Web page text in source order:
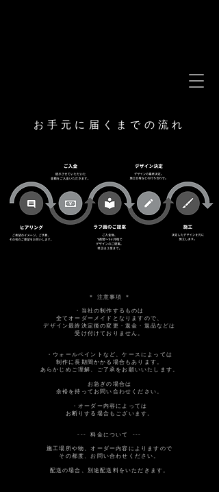
お手元に届くまでの流れ
＊ 注意事項 ＊
​​・当社の制作するものは
全てオーダーメイドとなりますので、
デザイン最終決定後の変更・返金・返品などは
受け付けておりません。
・ウォールペイントなど、ケースによっては
制作に長期間かかる場合もあります。
​あらかじめご理解、ご了承をお願いいたします。
お急ぎの場合は
余裕を持ってお問い合わせください。
・オーダー内容によっては
お断りする場合もございます。
--- 料金について ---
施工場所や物、オーダー内容によりますので
その都度、お問い合わせください。
​配送の場合、別途配送料をいただきます。